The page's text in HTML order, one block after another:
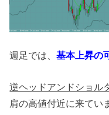
週足では、基本上昇の
逆ヘッドアンドショル
肩の高値付近に来てい